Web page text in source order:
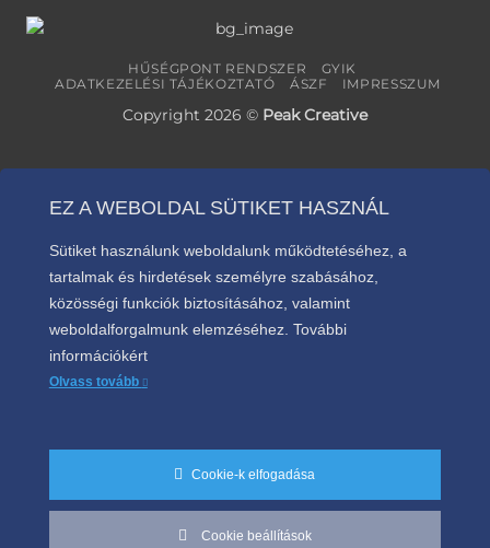
HŰSÉGPONT RENDSZER
GYIK
ADATKEZELÉSI TÁJÉKOZTATÓ
ÁSZF IMPRESSZUM
Copyright 2026 © Peak Creative
EZ A WEBOLDAL SÜTIKET HASZNÁL
Sütiket használunk weboldalunk működtetéséhez, a
tartalmak és hirdetések személyre szabásához,
közösségi funkciók biztosításához, valamint
weboldalforgalmunk elemzéséhez. További
információkért
Olvass tovább
Cookie-k elfogadása
Cookie beállítások